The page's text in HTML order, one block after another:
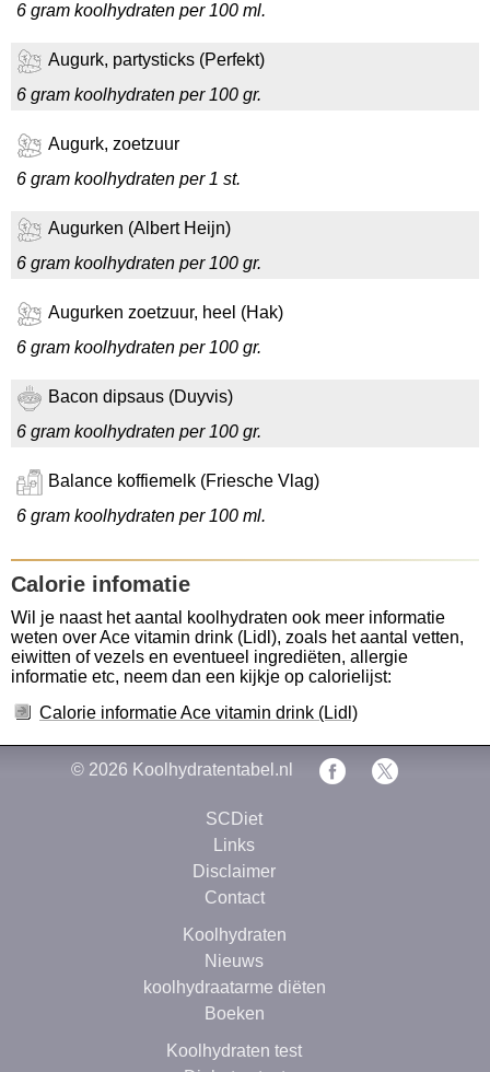
6 gram koolhydraten per 100 ml.
Augurk, partysticks (Perfekt)
6 gram koolhydraten per 100 gr.
Augurk, zoetzuur
6 gram koolhydraten per 1 st.
Augurken (Albert Heijn)
6 gram koolhydraten per 100 gr.
Augurken zoetzuur, heel (Hak)
6 gram koolhydraten per 100 gr.
Bacon dipsaus (Duyvis)
6 gram koolhydraten per 100 gr.
Balance koffiemelk (Friesche Vlag)
6 gram koolhydraten per 100 ml.
Calorie infomatie
Wil je naast het aantal koolhydraten ook meer informatie
weten over Ace vitamin drink (Lidl), zoals het aantal vetten,
eiwitten of vezels en eventueel ingrediëten, allergie
informatie etc, neem dan een kijkje op calorielijst:
Calorie informatie Ace vitamin drink (Lidl)
© 2026 Koolhydratentabel.nl
SCDiet
Links
Disclaimer
Contact
Koolhydraten
Nieuws
koolhydraatarme diëten
Boeken
Koolhydraten test